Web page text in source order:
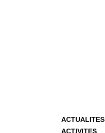
ACTUALITES
ACTIVITES